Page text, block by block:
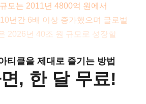
모는 2011년 4800억 원에서
년간 6배 이상 증가했으며 글로벌
2026년 40조 원 규모로 성장할
티클을 제대로 즐기는 방법
, 한 달 무료!